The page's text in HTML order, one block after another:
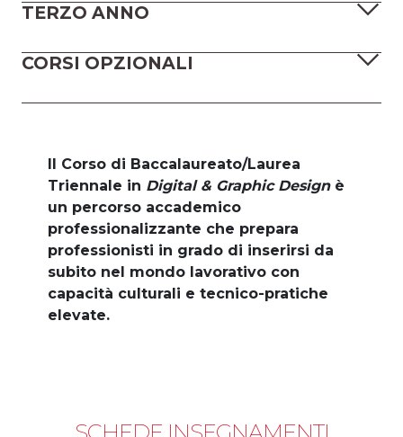
TERZO ANNO
CORSI OPZIONALI
Il Corso di Baccalaureato/Laurea
Triennale in Digital & Graphic Designè
un percorso accademico
professionalizzante che prepara
professionisti in grado di inserirsi da
subito nel mondo lavorativo con
capacità culturali e tecnico-pratiche
elevate.
SCHEDE INSEGNAMENTI